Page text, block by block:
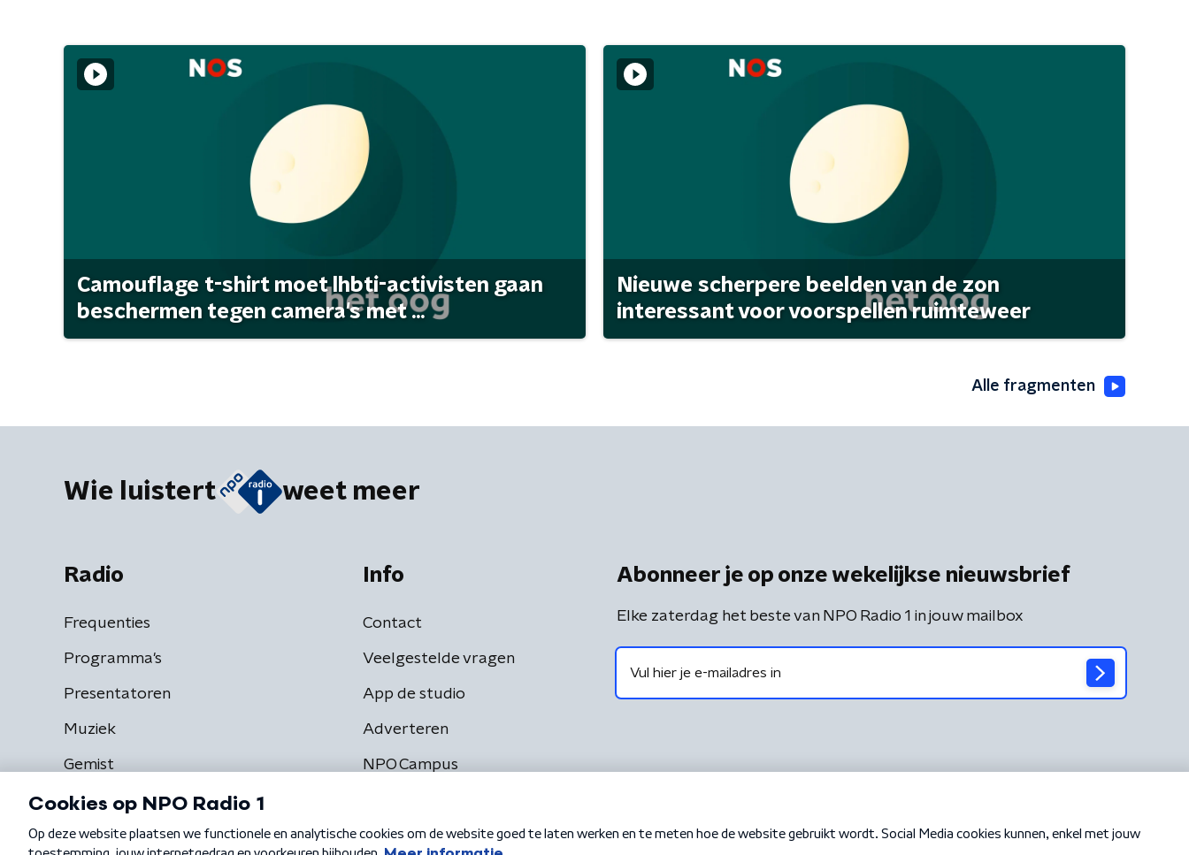
Camouflage t-shirt moet lhbti-activisten gaan
beschermen tegen camera's met ...
Nieuwe scherpere beelden van de zon
interessant voor voorspellen ruimteweer
Alle fragmenten
Wie luistert weet meer
Radio
Frequenties
Programma's
Presentatoren
Muziek
Gemist
Info
Contact
Veelgestelde vragen
App de studio
Adverteren
NPO Campus
Abonneer je op onze wekelijkse nieuwsbrief
Elke zaterdag het beste van NPO Radio 1 in jouw mailbox